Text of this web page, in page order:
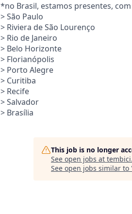
*no Brasil, estamos presentes,
> São Paulo
> Riviera de São Lourenço
> Rio de Janeiro
> Belo Horizonte
> Florianópolis
> Porto Alegre
> Curitiba
> Recife
> Salvador
> Brasília
This job is no longer
See open jobs at tembici.
See open jobs similar to